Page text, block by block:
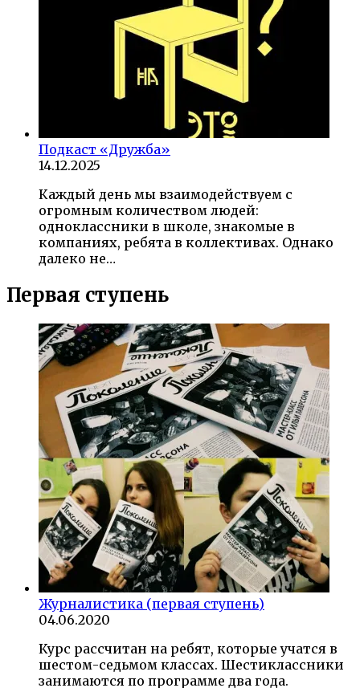
Подкаст «Дружба»
14.12.2025
Каждый день мы взаимодействуем с
огромным количеством людей:
одноклассники в школе, знакомые в
компаниях, ребята в коллективах. Однако
далеко не…
Первая ступень
Журналистика (первая ступень)
04.06.2020
Курс рассчитан на ребят, которые учатся в
шестом-седьмом классах. Шестиклассники
занимаются по программе два года.